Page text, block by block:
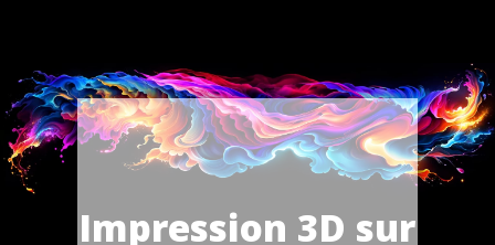
Impression 3D sur